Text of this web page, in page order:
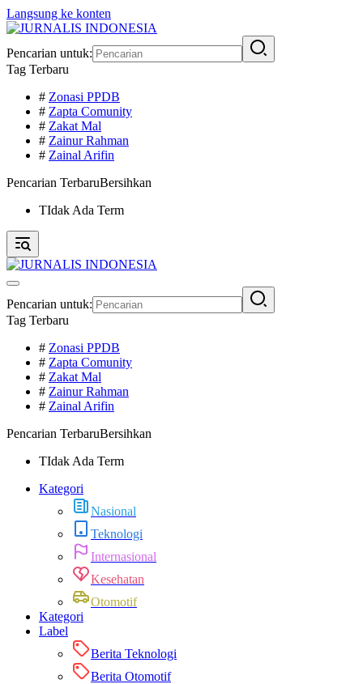
Langsung ke konten
Pencarian untuk:
Tag Terbaru
# Zonasi PPDB
# Zapta Comunity
# Zakat Mal
# Zainur Rahman
# Zainal Arifin
Pencarian TerbaruBersihkan
TIdak Ada Term
Pencarian untuk:
Tag Terbaru
# Zonasi PPDB
# Zapta Comunity
# Zakat Mal
# Zainur Rahman
# Zainal Arifin
Pencarian TerbaruBersihkan
TIdak Ada Term
Kategori
Nasional
Teknologi
Internasional
Kesehatan
Otomotif
Kategori
Label
Berita Teknologi
Berita Otomotif